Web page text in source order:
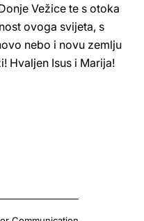
Vežice te s otoka
ovoga svijeta, s
nebo i novu zemlju
Hvaljen Isus i Marija!